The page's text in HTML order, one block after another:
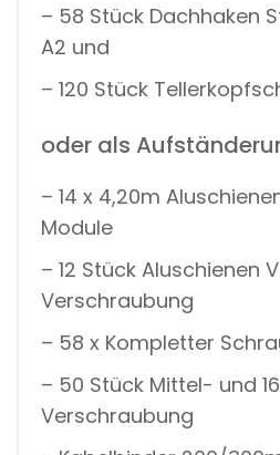
– 58 Stück Dachhaken
A2 und
– 120 Stück
oder als
– 14 x 4,20m
Module
– 12 Stück Aluschienen
Verschraubung
– 58 x Kompletter
– 50 Stück Mittel- und
Verschraubung